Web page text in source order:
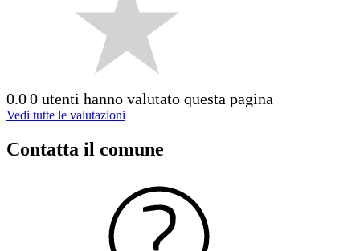
0.00 utenti hanno valutato questa pagina
Vedi tutte le valutazioni
Contatta il comune